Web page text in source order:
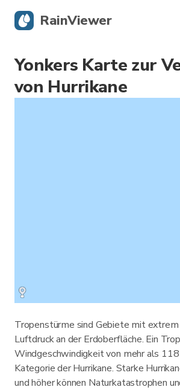
Yonkers Karte zur
von Hurrikane
Tropenstürme sind Gebiete mit extrem
Luftdruck an der Erdoberfläche. Ein
Windgeschwindigkeit von mehr als
Kategorie der Hurrikane. Starke
und höher können Naturkatastrophen
RainViewer
Live-Radar
Hurrikan-Verfolgung